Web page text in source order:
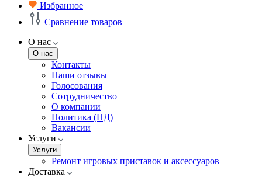
Избранное
Сравнение товаров
О нас
О нас
Контакты
Наши отзывы
Голосования
Сотрудничество
О компании
Политика (ПД)
Вакансии
Услуги
Услуги
Ремонт игровых приставок и аксессуаров
Доставка